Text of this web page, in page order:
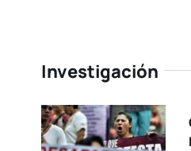
Investigación